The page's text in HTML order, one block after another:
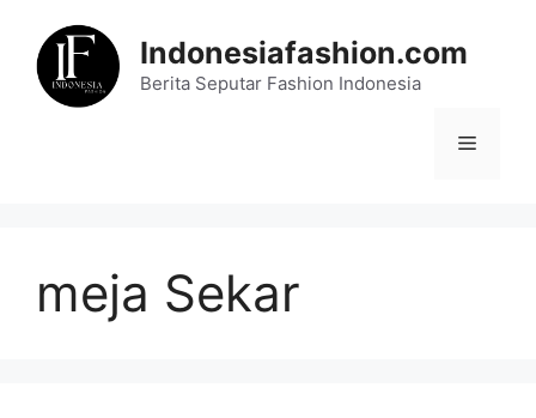
content
Indonesiafashion.com
Berita Seputar Fashion Indonesia
Menu
meja Sekar